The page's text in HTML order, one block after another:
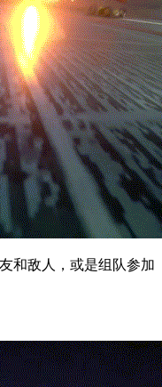
和敌人，或是组队参加